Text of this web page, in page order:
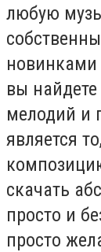
любую
новинками
вы
мелодий и
является
скачать
просто и
просто